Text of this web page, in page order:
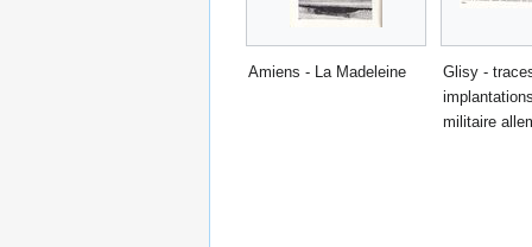
Amiens - La Madeleine
Glisy -
militaire